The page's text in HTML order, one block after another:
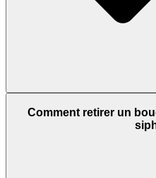
Comment retirer un